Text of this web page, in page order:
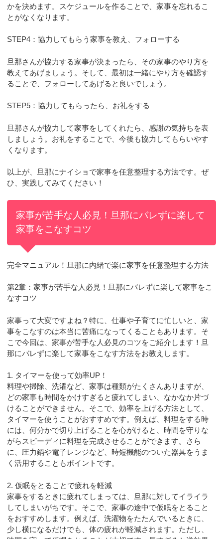
かを決めます。スケジュールを作ることで、家事を忘れるこ
とがなくなります。
STEP4：協力してもらう家事を教え、フォローする
旦那さんが協力する家事が決まったら、その家事のやり方を
教えてあげましょう。そして、最初は一緒にやり方を確認す
ることで、フォローしてあげると良いでしょう。
STEP5：協力してもらったら、お礼をする
旦那さんが協力して家事をしてくれたら、感謝の気持ちを表
しましょう。お礼をすることで、今後も協力してもらいやす
くなります。
以上が、旦那にナイショで家事を任意整理する方法です。ぜ
ひ、実践してみてください！
家事が苦手な人必見！旦那にバレずに楽して
家事をこなすコツ
完全マニュアル！旦那に内緒で楽に家事を任意整理する方法
第2章：家事が苦手な人必見！旦那にバレずに楽して家事をこ
なすコツ
家事って大変ですよね？特に、仕事や子育てに忙しいと、家
事をこなすのは本当に苦痛になってくることもあります。そ
こで今回は、家事が苦手な人必見のコツをご紹介します！旦
那にバレずに楽して家事をこなす方法をお教えします。
1. タイマーを使って効率UP！
料理や掃除、洗濯など、家事は種類がたくさんありますが、
どの家事も時間をかけすぎると疲れてしまい、なかなか片づ
けることができません。そこで、効率を上げる方法として、
タイマーを使うことがおすすめです。例えば、料理をする時
には、何分かで切り上げることを心がけると、時間を守りな
がらスピーディに料理を完成させることができます。さら
に、圧力鍋や電子レンジなど、時短機能のついた器具をうま
く活用することもポイントです。
2. 仮眠をとることで疲れを軽減
家事をするときに疲れてしまっては、旦那に対してイライラ
してしまいがちです。そこで、家事の途中で仮眠をとること
をおすすめします。例えば、洗濯物をたたんでいるときに、
少し横になるだけでも、体の疲れが軽減されます。ただし、